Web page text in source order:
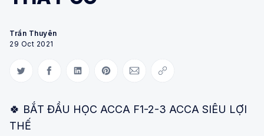
Trần Thuyên
29 Oct 2021
Share on Twitter
Share on Facebook
Share on LinkedIn
Share on Pinterest
Share via Email
Copy link
🍀 BẮT ĐẦU HỌC ACCA F1-2-3 ACCA SIÊU LỢI
THẾ